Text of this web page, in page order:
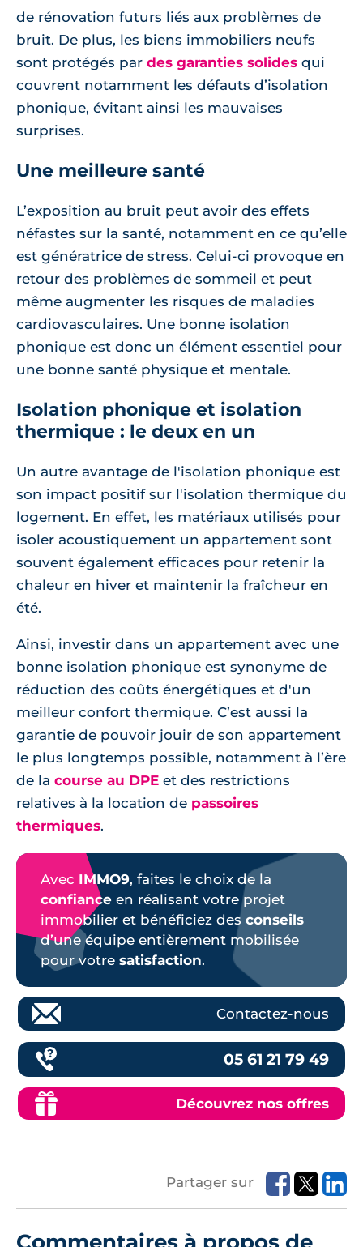
de rénovation futurs liés aux problèmes de
bruit. De plus, les biens immobiliers neufs
sont protégés par des garanties solides qui
couvrent notamment les défauts d’isolation
phonique, évitant ainsi les mauvaises
surprises.
Une meilleure santé
L’exposition au bruit peut avoir des effets
néfastes sur la santé, notamment en ce qu’elle
est génératrice de stress. Celui-ci provoque en
retour des problèmes de sommeil et peut
même augmenter les risques de maladies
cardiovasculaires. Une bonne isolation
phonique est donc un élément essentiel pour
une bonne santé physique et mentale.
Isolation phonique et isolation
thermique : le deux en un
Un autre avantage de l'isolation phonique est
son impact positif sur l'isolation thermique du
logement. En effet, les matériaux utilisés pour
isoler acoustiquement un appartement sont
souvent également efficaces pour retenir la
chaleur en hiver et maintenir la fraîcheur en
été.
Ainsi, investir dans un appartement avec une
bonne isolation phonique est synonyme de
réduction des coûts énergétiques et d'un
meilleur confort thermique. C’est aussi la
garantie de pouvoir jouir de son appartement
le plus longtemps possible, notamment à l’ère
de la course au DPE et des restrictions
relatives à la location de passoires
thermiques.
Avec IMMO9, faites le choix de la
confiance en réalisant votre projet
immobilier et bénéficiez des conseils
d’une équipe entièrement mobilisée
pour votre satisfaction.
Contactez-nous
05 61 21 79 49
Découvrez nos offres
Partager sur
Commentaires à propos de